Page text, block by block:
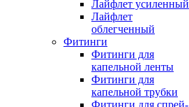
Лайфлет усиленный
Лайфлет
облегченный
Фитинги
Фитинги для
капельной ленты
Фитинги для
капельной трубки
Фитинги для спрей-